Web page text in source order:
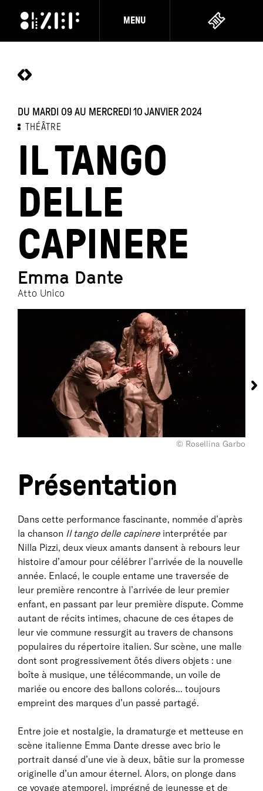
MENU
DU MARDI 09 AU MERCREDI 10 JANVIER 2024
THÉÂTRE
IL TANGO
DELLE
CAPINERE
Emma Dante
Atto Unico
© Rosellina Garbo
Présentation
Dans cette performance fascinante, nommée d’après
la chanson Il tango delle capinere interprétée par
Nilla Pizzi, deux vieux amants dansent à rebours leur
histoire d’amour pour célébrer l’arrivée de la nouvelle
année. Enlacé, le couple entame une traversée de
leur première rencontre à l’arrivée de leur premier
enfant, en passant par leur première dispute. Comme
autant de récits intimes, chacune de ces étapes de
leur vie commune ressurgit au travers de chansons
populaires du répertoire italien. Sur scène, une malle
dont sont progressivement ôtés divers objets : une
boîte à musique, une télécommande, un voile de
mariée ou encore des ballons colorés... toujours
empreint des marques d’un passé partagé.
Entre joie et nostalgie, la dramaturge et metteuse en
scène italienne Emma Dante dresse avec brio le
portrait dansé d’une vie à deux, bâtie sur la promesse
originelle d’un amour éternel. Alors, on plonge dans
ce voyage atemporel, imprégné de jeunesse et de